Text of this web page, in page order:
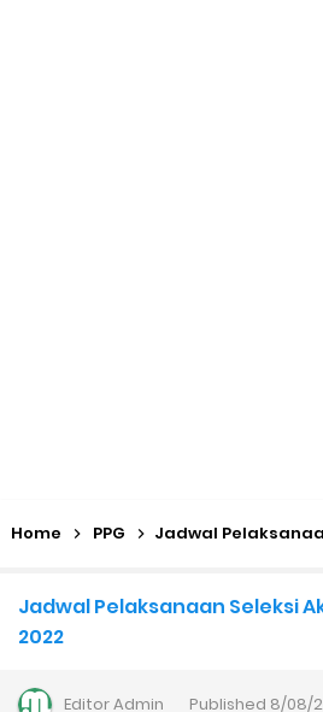
Home PPG Jadwal Pelaksanaan
Jadwal Pelaksanaan Seleksi
2022
EditorAdmin Published 8/08/